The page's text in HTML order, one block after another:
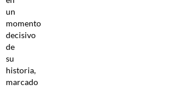
un
momento
decisivo
de
su
historia,
marcado